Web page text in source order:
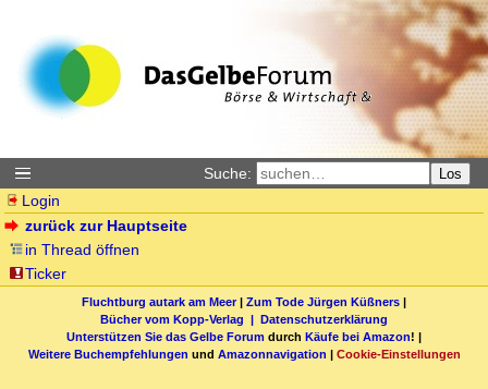
Suche: Los
Login
zurück zur Hauptseite
in Thread öffnen
Ticker
Fluchtburg autark am Meer| Zum Tode Jürgen Küßners |
Bücher vom Kopp-Verlag | Datenschutzerklärung
Unterstützen Sie das Gelbe Forum durch Käufe bei Amazon! |
Weitere Buchempfehlungen und Amazonnavigation | Cookie-Einstellungen